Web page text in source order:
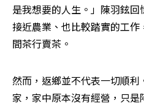
是我想要的人生。」陳羽鉉
接近農業、也比較踏實的工
間茶行賣茶。
然而，返鄉並不代表一切順
家，家中原本沒有經營，只